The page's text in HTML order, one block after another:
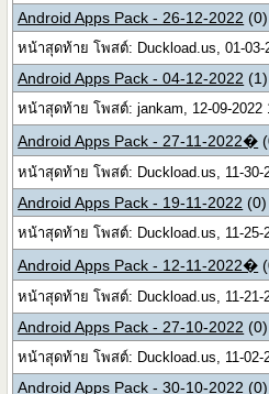
Android Apps Pack - 26-12-2022 (0)
หน้าสุดท้าย โพสต์: Duckload.us, 01-03-
Android Apps Pack - 04-12-2022 (1)
หน้าสุดท้าย โพสต์: jankam, 12-09-2022
Android Apps Pack - 27-11-2022�
หน้าสุดท้าย โพสต์: Duckload.us, 11-30-
Android Apps Pack - 19-11-2022 (0)
หน้าสุดท้าย โพสต์: Duckload.us, 11-25-
Android Apps Pack - 12-11-2022�
หน้าสุดท้าย โพสต์: Duckload.us, 11-21-
Android Apps Pack - 27-10-2022 (0)
หน้าสุดท้าย โพสต์: Duckload.us, 11-02-
Android Apps Pack - 30-10-2022 (0)